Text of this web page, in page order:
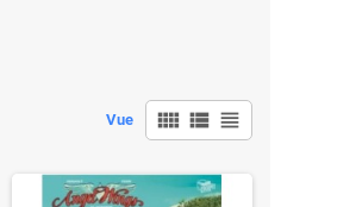
Vue view_comfy view_list view_headline